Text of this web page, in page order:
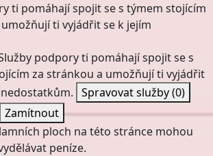
ti pomáhají spojit se s týmem stojícím
ti vyjádřit se k jejím
podpory ti pomáhají spojit se s
za stránkou a umožňují ti vyjádřit
Spravovat služby(0)
Zamítnout
ploch na této stránce mohou
peníze.